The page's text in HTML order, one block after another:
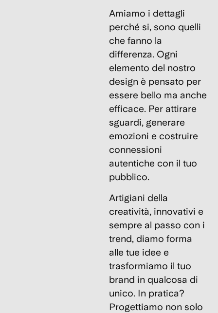
Amiamo i dettagli
perché si, sono quelli
che fanno la
differenza. Ogni
elemento del nostro
design è pensato per
essere bello ma anche
efficace. Per attirare
sguardi, generare
emozioni e costruire
connessioni
autentiche con il tuo
pubblico.
Artigiani della
creatività, innovativi e
sempre al passo con i
trend, diamo forma
alle tue idee e
trasformiamo il tuo
brand in qualcosa di
unico. In pratica?
Progettiamo non solo